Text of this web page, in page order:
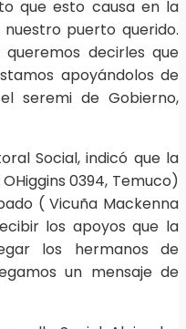
que esto causa en la
puerto querido.
decirles que
apoyándolos de
seremi de Gobierno,
Social, indicó que la
0394, Temuco)
( Vicuña Mackenna
los apoyos que la
los hermanos de
un mensaje de